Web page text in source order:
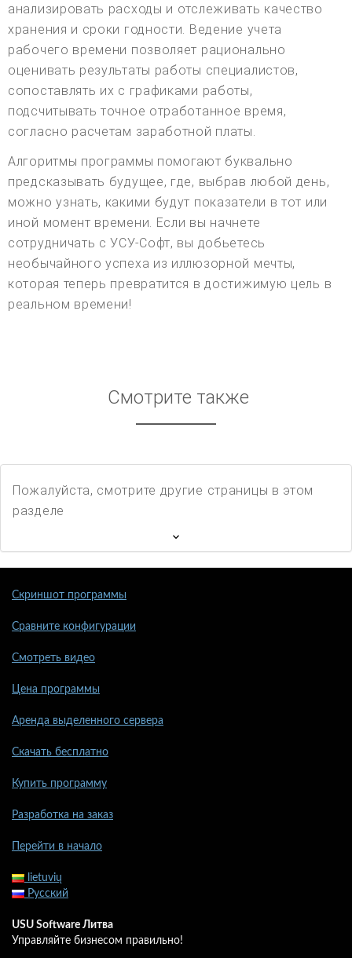
анализировать расходы и отслеживать качество
хранения и сроки годности. Ведение учета
рабочего времени позволяет рационально
оценивать результаты работы специалистов,
сопоставлять их с графиками работы,
подсчитывать точное отработанное время,
согласно расчетам заработной платы.
Алгоритмы программы помогают буквально
предсказывать будущее, где, выбрав любой день,
можно узнать, какими будут показатели в тот или
иной момент времени. Если вы начнете
сотрудничать с УСУ-Софт, вы добьетесь
необычайного успеха из иллюзорной мечты,
которая теперь превратится в достижимую цель в
реальном времени!
Смотрите также
Пожалуйста, смотрите другие страницы в этом
разделе
Скриншот программы
Сравните конфигурации
Смотреть видео
Цена программы
Аренда выделенного сервера
Скачать бесплатно
Купить программу
Разработка на заказ
Перейти в начало
lietuvių
Русский
USU Software Литва
Управляйте бизнесом правильно!